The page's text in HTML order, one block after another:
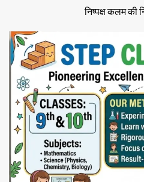
निष्पक्ष कलम की